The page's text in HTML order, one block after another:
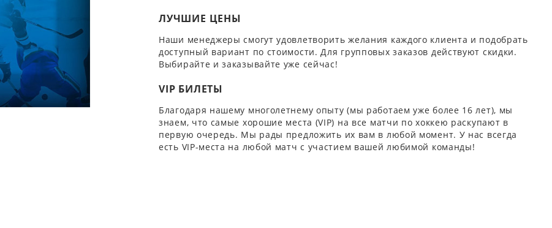
ЛУЧШИЕ ЦЕНЫ
Наши менеджеры смогут удовлетворить желания каждого клиента и подобрать
доступный вариант по стоимости. Для групповых заказов действуют скидки.
Выбирайте и заказывайте уже сейчас!
VIP БИЛЕТЫ
Благодаря нашему многолетнему опыту (мы работаем уже более 16 лет), мы
знаем, что самые хорошие места (VIP) на все матчи по хоккею раскупают в
первую очередь. Мы рады предложить их вам в любой момент. У нас всегда
есть VIP-места на любой матч с участием вашей любимой команды!